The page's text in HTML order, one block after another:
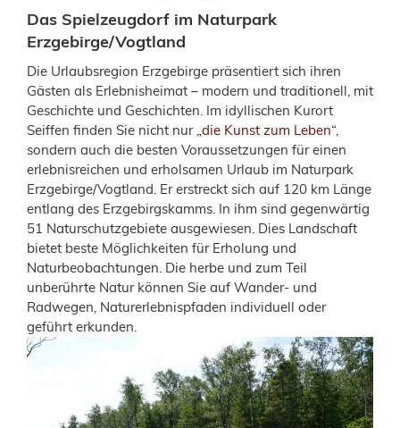
Das Spielzeugdorf im Naturpark
Erzgebirge/Vogtland
Die Urlaubsregion Erzgebirge präsentiert sich ihren
Gästen als Erlebnisheimat – modern und traditionell, mit
Geschichte und Geschichten. Im idyllischen Kurort
Seiffen finden Sie nicht nur „die Kunst zum Leben“,
sondern auch die besten Voraussetzungen für einen
erlebnisreichen und erholsamen Urlaub im Naturpark
Erzgebirge/Vogtland. Er erstreckt sich auf 120 km Länge
entlang des Erzgebirgskamms. In ihm sind gegenwärtig
51 Naturschutz­gebiete ausgewiesen. Dies Landschaft
bietet beste Möglichkeiten für Erholung und
Naturbeobachtungen. Die herbe und zum Teil
unberührte Natur können Sie auf Wander- und
Radwegen, Natur­erlebnispfaden individuell oder
geführt erkunden.